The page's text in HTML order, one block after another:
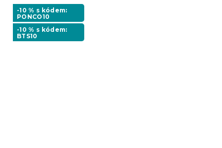
-10 % s kódem:
PONCO10
-10 % s kódem:
BTS10